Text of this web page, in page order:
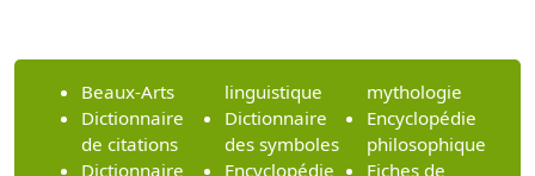
Beaux-Arts
Dictionnaire
de citations
Dictionnaire
linguistique
Dictionnaire
des symboles
Encyclopédie
mythologie
Encyclopédie
philosophique
Fiches de